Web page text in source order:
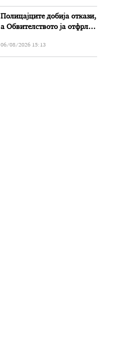
Полицајците добија откази,
а Обвителството ја отфрли
Тошковски за наводни
злоупотреби
06/08/2026 15:13